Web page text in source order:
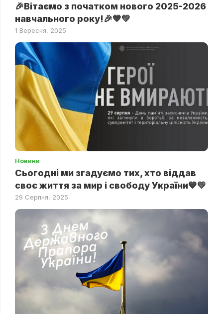
🎉Вітаємо з початком нового 2025-2026
навчального року!🎉💙💛
1 Вересня, 2025
Новини
Сьогодні ми згадуємо тих, хто віддав
своє життя за мир і свободу України💙💛
29 Серпня, 2025